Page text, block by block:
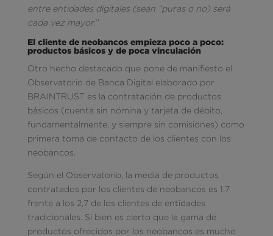
entre entidades digitales (sean “puras o no) será
cada vez mayor.”
El cliente de neobancos empieza poco a poco:
productos básicos y de poca vinculación
Otro hecho destacado que pone de manifiesto el
Observatorio de Banca Digital elaborado por
BRAINTRUST es la contratación de productos
básicos (cuenta sin nómina y tarjeta de débito,
fundamentalmente, y siempre sin comisiones) como
primera toma de contacto de los clientes con los
neobancos.
Según el Observatorio, la media de productos
contratados por los clientes de neobancos es 1,7
frente a los 2,7 de los clientes de entidades
tradicionales. Si bien es cierto que la gama de
productos ofrecidos por los neobancos es mucho